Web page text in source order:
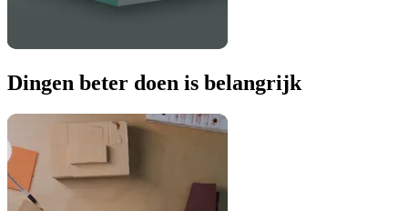
Dingen beter doen is belangrijk